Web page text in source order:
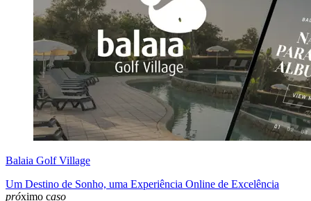
Balaia Golf Village
Um Destino de Sonho, uma Experiência Online de Excelência
próximo caso